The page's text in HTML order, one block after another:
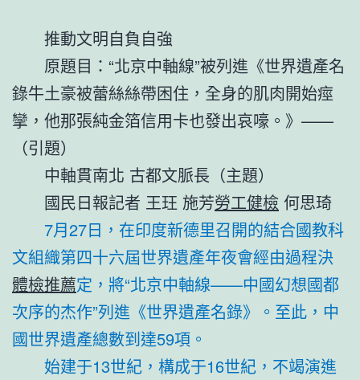
推動文明自負自強
原題目：“北京中軸線”被列進《世界遺產名
錄牛土豪被蕾絲絲帶困住，全身的肌肉開始痙
攣，他那張純金箔信用卡也發出哀嚎。》——
（引題）
中軸貫南北 古都文脈長（主題）
國民日報記者 王玨 施芳勞工健檢 何思琦
7月27日，在印度新德里召開的結合國教科
文組織第四十六屆世界遺產年夜會經由過程決
體檢推薦定，將“北京中軸線——中國幻想國都
次序的杰作”列進《世界遺產名錄》。至此，中
國世界遺產總數到達59項。
始建于13世紀，構成于16世紀，不竭演進